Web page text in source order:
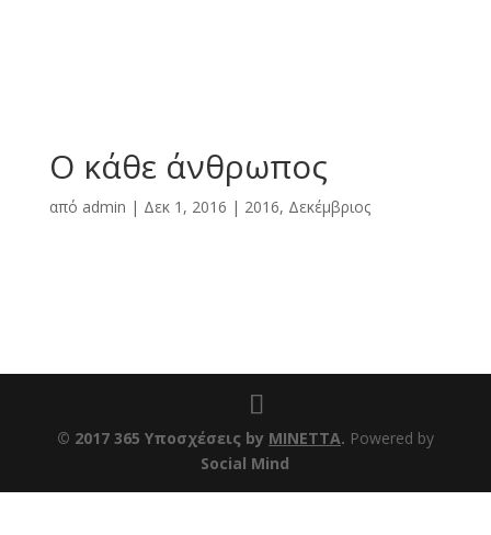
Ο κάθε άνθρωπος
από admin | Δεκ 1, 2016 | 2016, Δεκέμβριος
© 2017 365 Υποσχέσεις by ΜΙΝΕΤΤΑ. Powered by
Social Mind